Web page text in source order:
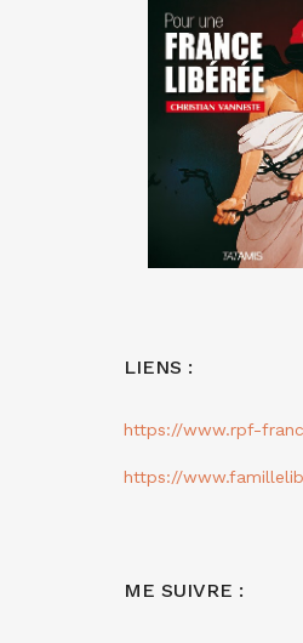
LIENS :
https://www.rpf-
https://
ME SUIVRE :